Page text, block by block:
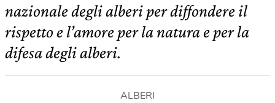
nazionale degli alberi per diffondere il
rispetto e l’amore per la natura e per la
difesa degli alberi.
ALBERI